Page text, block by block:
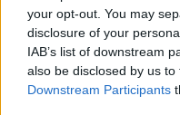
your opt-out. You may
disclosure of your
IAB’s list of downstream
also be disclosed by us
Downstream Participants
• Εάν χάσετε ή σας
μηχάνημα, ή εάν ο
παραβιασθεί, να
Αστυνομία (100).